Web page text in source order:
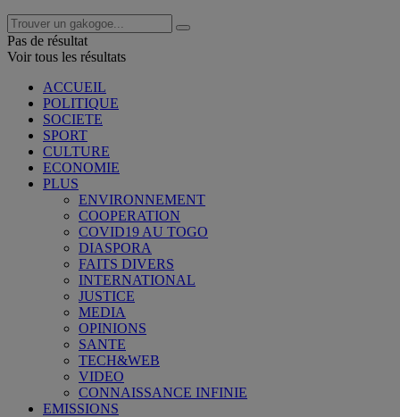
Pas de résultat
Voir tous les résultats
ACCUEIL
POLITIQUE
SOCIETE
SPORT
CULTURE
ECONOMIE
PLUS
ENVIRONNEMENT
COOPERATION
COVID19 AU TOGO
DIASPORA
FAITS DIVERS
INTERNATIONAL
JUSTICE
MEDIA
OPINIONS
SANTE
TECH&WEB
VIDEO
CONNAISSANCE INFINIE
EMISSIONS